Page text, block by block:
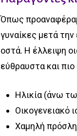
Όπως
γυναίκες μετά
οστά. Η έλλειψη
εύθραυστα και
Ηλικία (άνω
Οικογενειακό
Χαμηλή